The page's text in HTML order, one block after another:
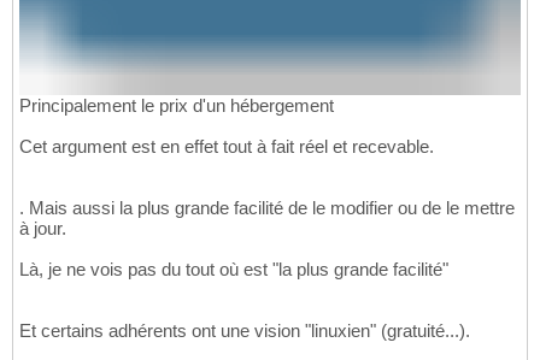
Principalement le prix d'un hébergement
Cet argument est en effet tout à fait réel et recevable.
. Mais aussi la plus grande facilité de le modifier ou de le mettre
à jour.
Là, je ne vois pas du tout où est "la plus grande facilité"
Et certains adhérents ont une vision "linuxien" (gratuité...).